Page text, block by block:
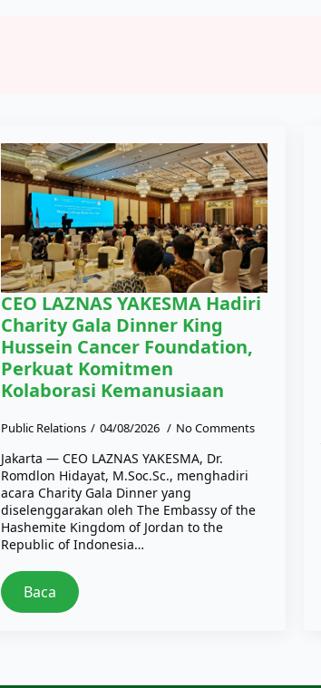
CEO LAZNAS YAKESMA Hadiri
Charity Gala Dinner King
Hussein Cancer Foundation,
Perkuat Komitmen
Kolaborasi Kemanusiaan
Public Relations 04/08/2026 No Comments
Jakarta — CEO LAZNAS YAKESMA, Dr.
Romdlon Hidayat, M.Soc.Sc., menghadiri
acara Charity Gala Dinner yang
diselenggarakan oleh The Embassy of the
Hashemite Kingdom of Jordan to the
Republic of Indonesia…
Baca